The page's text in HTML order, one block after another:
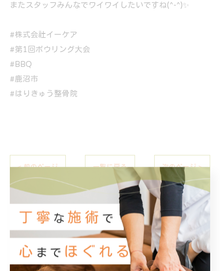
またスタッフみんなでワイワイしたいですね(^-^)✨
#株式会社イーケア
#第1回ボウリング大会
#BBQ
#鹿沼市
#はりきゅう整骨院
< 前のページ 一覧に戻る 次のページ >
カテゴリー Categories
全てのカテゴリー